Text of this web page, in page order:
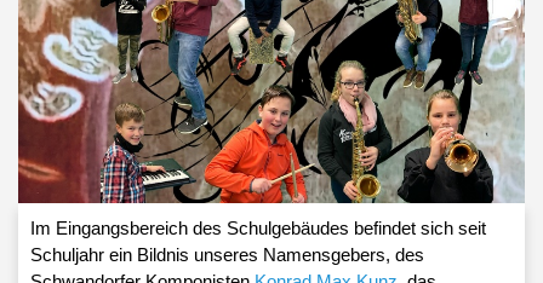
Im Eingangsbereich des Schulgebäudes befindet sich seit
Schuljahr ein Bildnis unseres Namensgebers, des